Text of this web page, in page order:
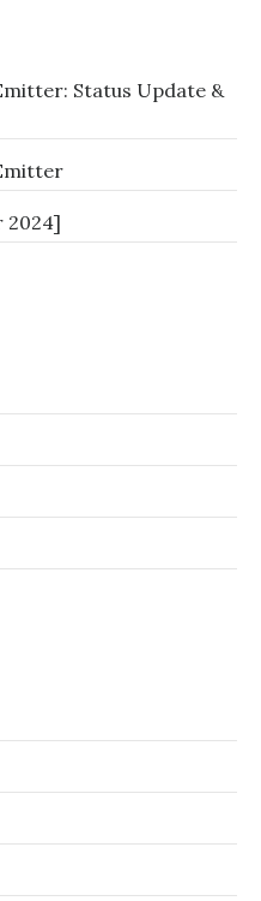
Status Update &
2024]